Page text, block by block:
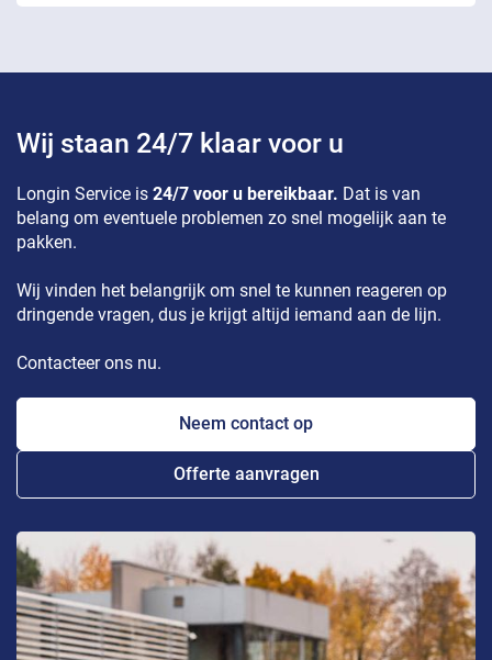
Wij staan 24/7 klaar voor u
Longin Service is 24/7 voor u bereikbaar. Dat is van
belang om eventuele problemen zo snel mogelijk aan te
pakken.
Wij vinden het belangrijk om snel te kunnen reageren op
dringende vragen, dus je krijgt altijd iemand aan de lijn.
Contacteer ons nu.
Neem contact op
Offerte aanvragen